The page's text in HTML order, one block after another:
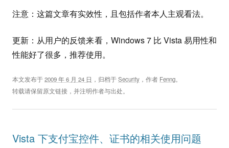
注意：这篇文章有实效性，且包括作者本人主观看法。
更新：从用户的反馈来看，Windows 7 比 Vista 易用性和
性能好了很多，推荐使用。
本文发布于2009 年 6 月 24 日 ，归档于Security ，作者 Fenng。
转载请保留原文链接，并注明作者与出处。
Vista 下支付宝控件、证书的相关使用问题